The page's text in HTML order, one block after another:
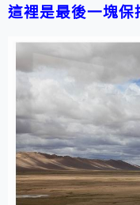
這裡是最後一塊